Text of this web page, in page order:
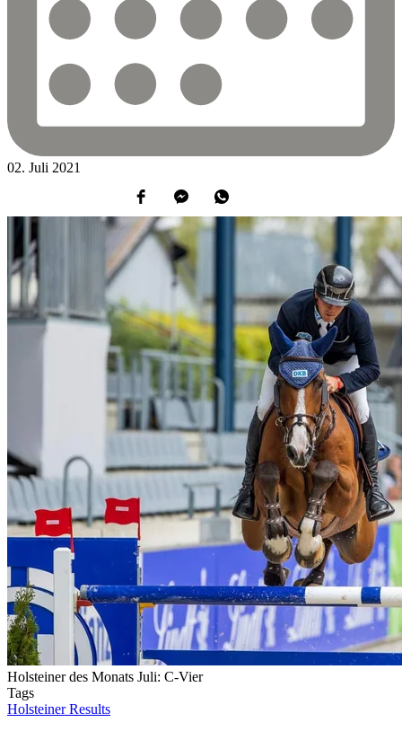
02. Juli 2021
Holsteiner des Monats Juli: C-Vier
Tags
Holsteiner Results